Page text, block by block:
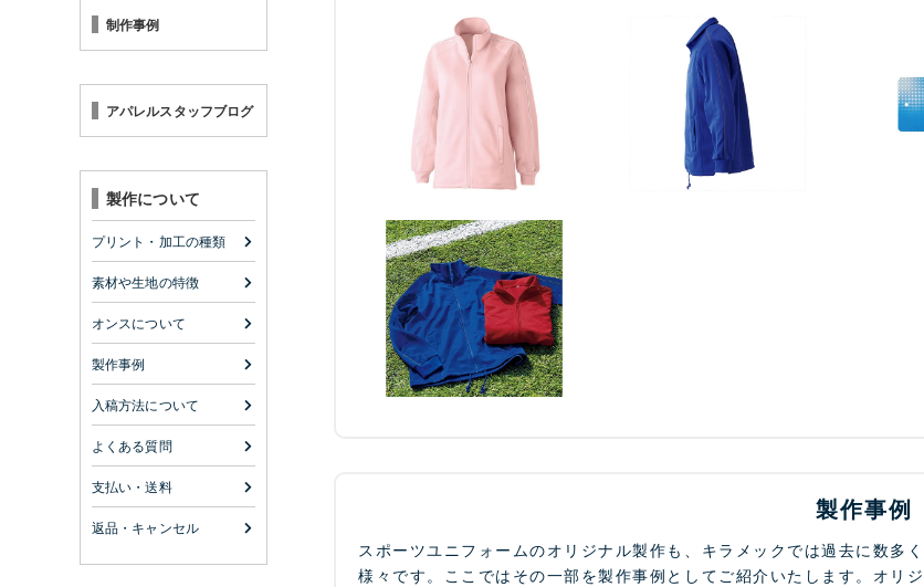
制作事例
アパレルスタッフブログ
製作について
プリント・加工の種類
素材や生地の特徴
オンスについて
製作事例
入稿方法について
よくある質問
支払い・送料
返品・キャンセル
製作事例
スポーツユニフォームのオリジナル製作も、キラメックでは過去に数多
様々です。ここではその一部を製作事例としてご紹介いたします。オリ